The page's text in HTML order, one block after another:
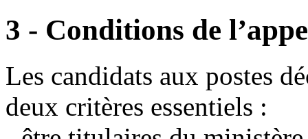
3 - Conditions de
Les candidats aux postes
deux critères essentiels :